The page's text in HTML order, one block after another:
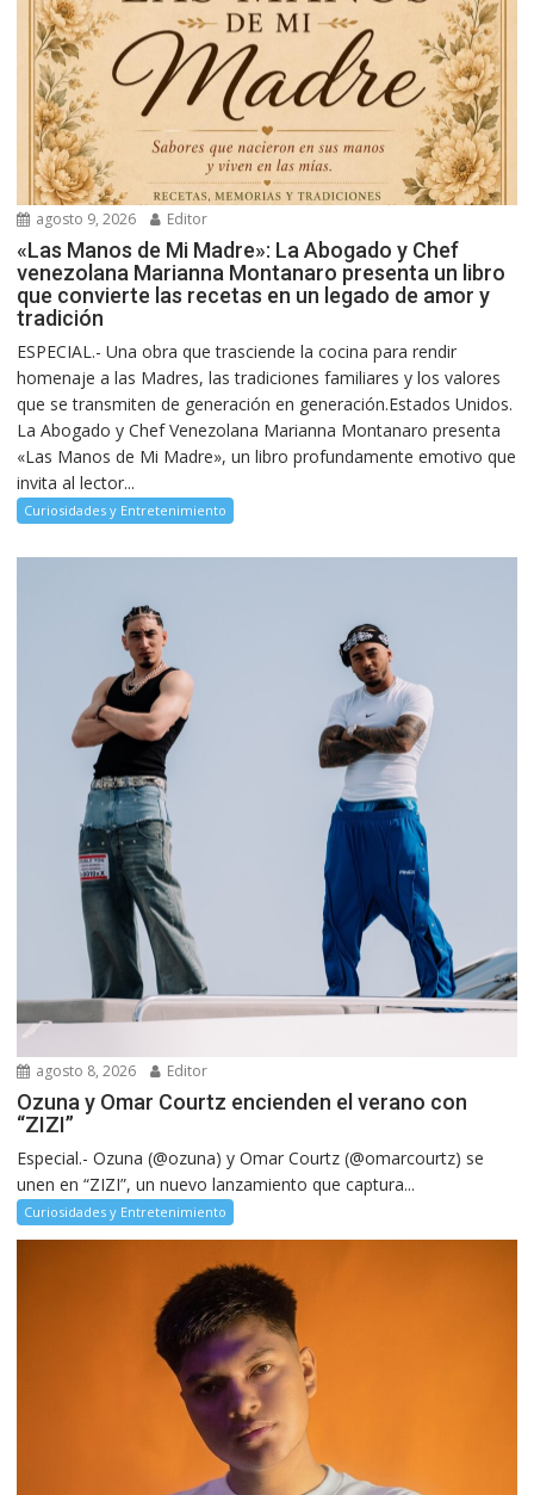
agosto 9, 2026 Editor
«Las Manos de Mi Madre»: La Abogado y Chef
venezolana Marianna Montanaro presenta un libro
que convierte las recetas en un legado de amor y
tradición
ESPECIAL.- Una obra que trasciende la cocina para rendir
homenaje a las Madres, las tradiciones familiares y los valores
que se transmiten de generación en generación.Estados Unidos.
La Abogado y Chef Venezolana Marianna Montanaro presenta
«Las Manos de Mi Madre», un libro profundamente emotivo que
invita al lector...
Curiosidades y Entretenimiento
agosto 8, 2026 Editor
Ozuna y Omar Courtz encienden el verano con
“ZIZI”
Especial.- Ozuna (@ozuna) y Omar Courtz (@omarcourtz) se
unen en “ZIZI”, un nuevo lanzamiento que captura...
Curiosidades y Entretenimiento